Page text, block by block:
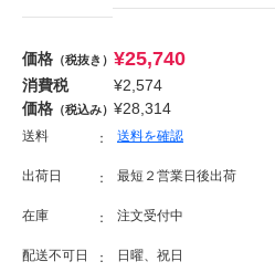
価格 （税抜き） ¥25,740
消費税 ¥2,574
価格 （税込み） ¥28,314
送料 送料を確認
出荷日 最短２営業日後出荷
在庫 注文受付中
配送不可日 日曜、祝日